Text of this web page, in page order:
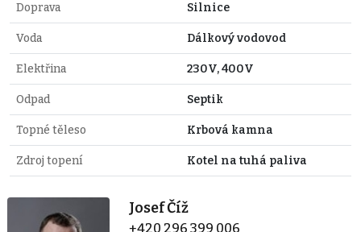
Doprava Silnice
Voda Dálkový vodovod
Elektřina 230V, 400V
Odpad Septik
Topné těleso Krbová kamna
Zdroj topení Kotel na tuhá paliva
Josef Číž
+420 296 399 006